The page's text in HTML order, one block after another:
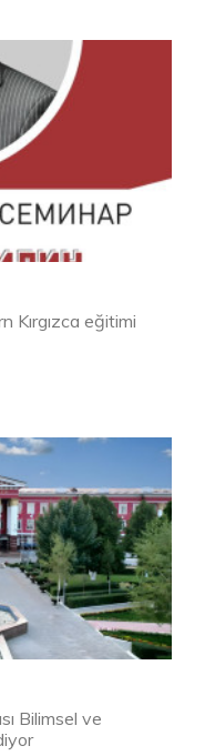
Kırgızca eğitimi
Bilimsel ve